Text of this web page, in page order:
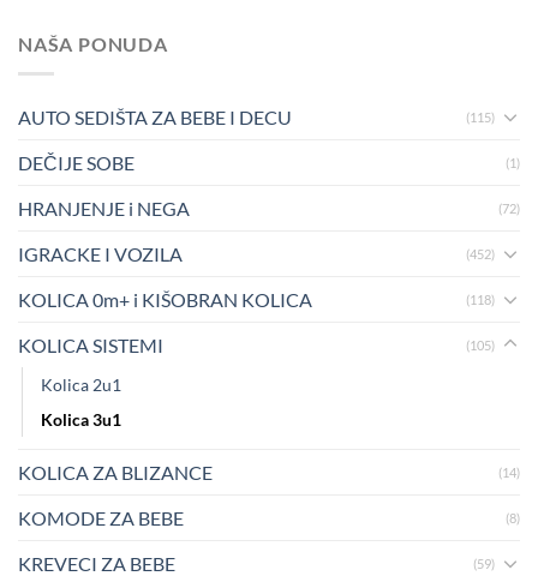
NAŠA PONUDA
AUTO SEDIŠTA ZA BEBE I DECU (115)
DEČIJE SOBE (1)
HRANJENJE i NEGA (72)
IGRACKE I VOZILA (452)
KOLICA 0m+ i KIŠOBRAN KOLICA (118)
KOLICA SISTEMI (105)
Kolica 2u1
Kolica 3u1
KOLICA ZA BLIZANCE (14)
KOMODE ZA BEBE (8)
KREVECI ZA BEBE (59)